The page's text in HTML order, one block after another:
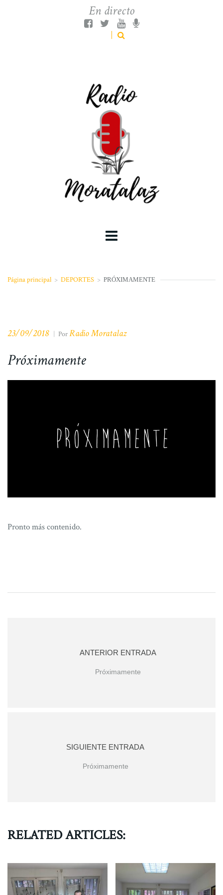
En directo
Página principal > DEPORTES > PRÓXIMAMENTE
23/09/2018 | PorRadio Moratalaz
Próximamente
Pronto más contenido.
ANTERIOR ENTRADA
Próximamente
SIGUIENTE ENTRADA
Próximamente
RELATED ARTICLES: